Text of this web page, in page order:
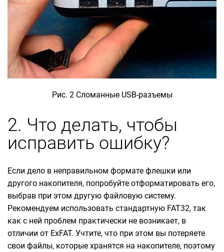
Рис. 2 Сломанные USB-разъемы
2. Что делать, чтобы
исправить ошибку?
Если дело в неправильном формате флешки или
другого накопителя, попробуйте отформатировать его,
выбрав при этом другую файловую систему.
Рекомендуем использовать стандартную FAT32, так
как с ней проблем практически не возникает, в
отличии от ExFAT. Учтите, что при этом вы потеряете
свои файлы, которые хранятся на накопителе, поэтому